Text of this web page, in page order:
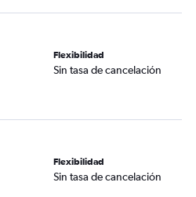
Flexibilidad
Sin tasa de cancelación
Flexibilidad
Sin tasa de cancelación